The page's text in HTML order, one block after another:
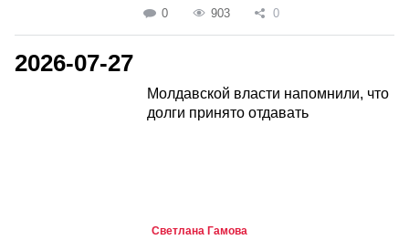
0 903 0
2026-07-27
Молдавской власти напомнили, что
долги принято отдавать
Светлана Гамова